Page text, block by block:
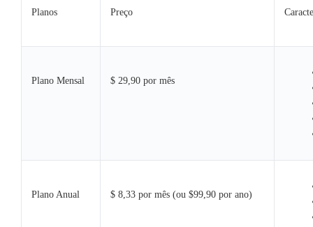
Planos Preço
Plano Mensal $ 29,90 por mês
Plano Anual $ 8,33 por mês (ou $99,90 por ano)